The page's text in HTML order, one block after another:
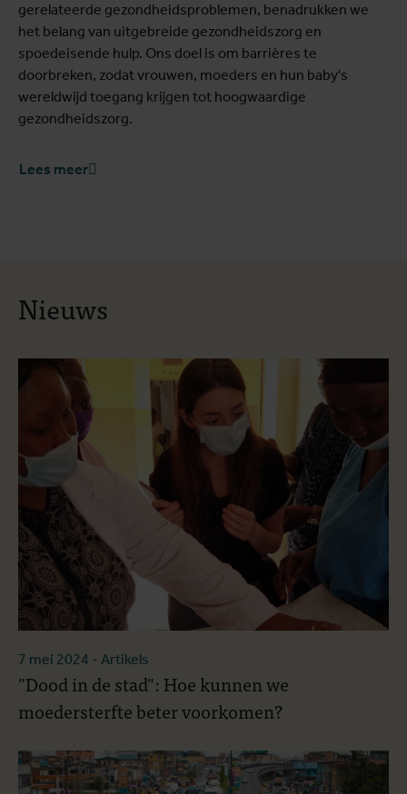
gerelateerde gezondheidsproblemen, benadrukken we
het belang van uitgebreide gezondheidszorg en
spoedeisende hulp. Ons doel is om barrières te
doorbreken, zodat vrouwen, moeders en hun baby's
wereldwijd toegang krijgen tot hoogwaardige
gezondheidszorg.
Lees meer
Nieuws
7 mei 2024 - Artikels
"Dood in de stad": Hoe kunnen we
moedersterfte beter voorkomen?